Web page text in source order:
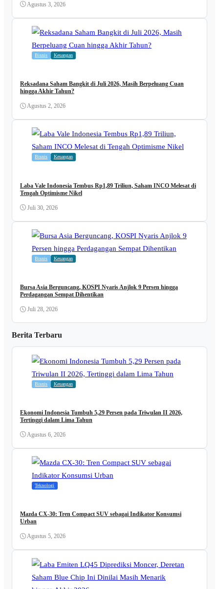
Agustus 3, 2026
Bisnis Keuangan
Reksadana Saham Bangkit di Juli 2026, Masih Berpeluang Cuan
hingga Akhir Tahun?
Agustus 2, 2026
Bisnis Keuangan
Laba Vale Indonesia Tembus Rp1,89 Triliun, Saham INCO Melesat di
Tengah Optimisme Nikel
Juli 30, 2026
Bisnis Keuangan
Bursa Asia Berguncang, KOSPI Nyaris Anjlok 9 Persen hingga
Perdagangan Sempat Dihentikan
Juli 28, 2026
Berita Terbaru
Bisnis Keuangan
Ekonomi Indonesia Tumbuh 5,29 Persen pada Triwulan II 2026,
Tertinggi dalam Lima Tahun
Agustus 6, 2026
Teknologi
Mazda CX-30: Tren Compact SUV sebagai Indikator Konsumsi
Urban
Agustus 5, 2026